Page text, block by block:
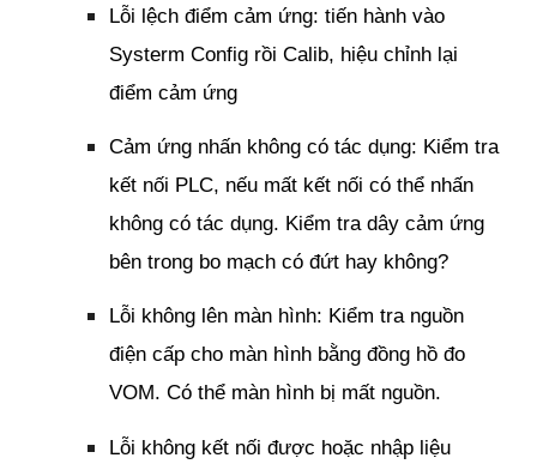
Lỗi lệch điểm cảm ứng: tiến hành vào
Systerm Config rồi Calib, hiệu chỉnh lại
điểm cảm ứng
Cảm ứng nhấn không có tác dụng: Kiểm tra
kết nối PLC, nếu mất kết nối có thể nhấn
không có tác dụng. Kiểm tra dây cảm ứng
bên trong bo mạch có đứt hay không?
Lỗi không lên màn hình: Kiểm tra nguồn
điện cấp cho màn hình bằng đồng hồ đo
VOM. Có thể màn hình bị mất nguồn.
Lỗi không kết nối được hoặc nhập liệu